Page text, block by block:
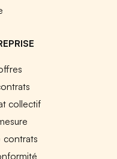
collectif
contrats